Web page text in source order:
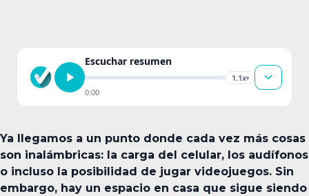
Escuchar resumen
1.1x▾
0:00
Ya llegamos a un punto donde cada vez más cosas
son inalámbricas: la carga del celular, los audífonos
o incluso la posibilidad de jugar videojuegos. Sin
embargo, hay un espacio en casa que sigue siendo